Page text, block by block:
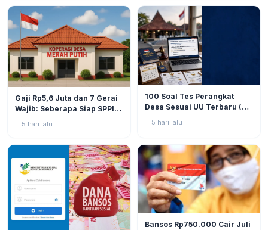
Gaji Rp5,6 Juta dan 7 Gerai
Wajib: Seberapa Siap SPPI
Menjalankan Ambiguitas
5 hari lalu
100 Soal Tes Perangkat
Desa Sesuai UU Terbaru (UU
5 hari lalu
Bansos Rp750.000 Cair Juli